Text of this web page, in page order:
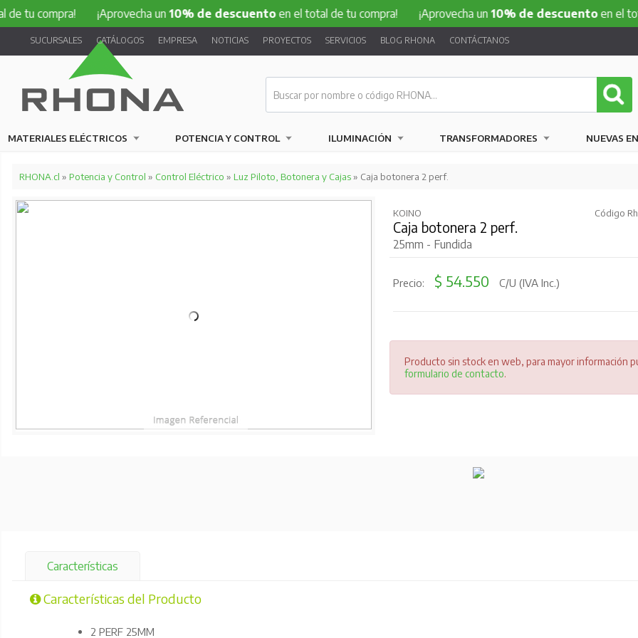
¡Aprovecha un10% de descuentoen el total de tu compra! ¡Aprovecha un10% de descuentoen el total de tu
SUCURSALES CATÁLOGOS EMPRESA NOTICIAS PROYECTOS SERVICIOS BLOG RHONA CONTÁCTANOS
MATERIALES ELÉCTRICOS POTENCIA Y CONTROL ILUMINACIÓN TRANSFORMADORES NUEVAS
RHONA.cl » Potencia y Control » Control Eléctrico » Luz Piloto, Botonera y Cajas» Caja botonera 2 perf.
KOINO Código
Caja botonera 2 perf.
25mm - Fundida
Precio: $ 54.550 C/U (IVA Inc.)
Producto sin stock en web, para mayor información
formulario de contacto.
Características
Características del Producto
2 PERF 25MM